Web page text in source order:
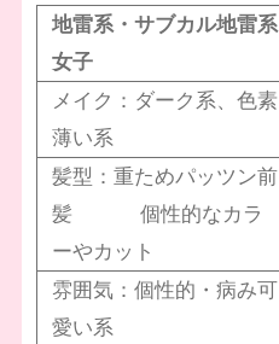
地雷系・サブカル地雷系
女子
メイク：ダーク系、色素
薄い系
髪型：重ためパッツン前
髪 個性的なカラ
ーやカット
雰囲気：個性的・病み可
愛い系